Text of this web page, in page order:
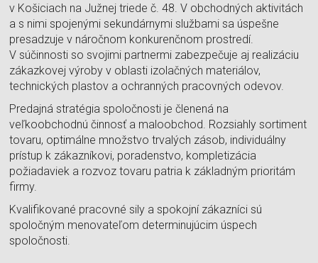
v Košiciach na Južnej triede č. 48. V obchodných aktivitách
a s nimi spojenými sekundárnymi službami sa úspešne
presadzuje v náročnom konkurenčnom prostredí.
V súčinnosti so svojimi partnermi zabezpečuje aj realizáciu
zákazkovej výroby v oblasti izolačných materiálov,
technických plastov a ochranných pracovných odevov.
Predajná stratégia spoločnosti je členená na
veľkoobchodnú činnosť a maloobchod. Rozsiahly sortiment
tovaru, optimálne množstvo trvalých zásob, individuálny
prístup k zákazníkovi, poradenstvo, kompletizácia
požiadaviek a rozvoz tovaru patria k základným prioritám
firmy.
Kvalifikované pracovné sily a spokojní zákazníci sú
spoločným menovateľom determinujúcim úspech
spoločnosti.